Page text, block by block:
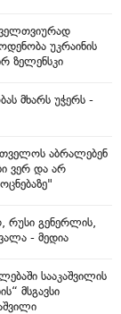
უკრაინის
ზელენსკი
მხარს უჭერს -
აბრალებენ
ვერ და არ
რუსი გენერლის,
- მედია
სააკაშვილის
მსგავსი